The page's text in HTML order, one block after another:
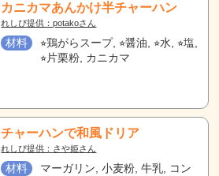
カニカマあんかけ半チャーハン
れしぴ提供：potakoさん
材料
⭐︎鶏がらスープ, ⭐︎醤油, ⭐︎水, ⭐︎塩,
⭐︎片栗粉, カニカマ
チャーハンで和風ドリア
れしぴ提供：さや姫さん
材料
マーガリン, 小麦粉, 牛乳, コン